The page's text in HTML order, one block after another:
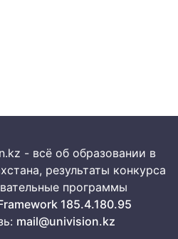
- всё об образовании в
результаты конкурса
программы
185.4.180.95
mail@univision.kz